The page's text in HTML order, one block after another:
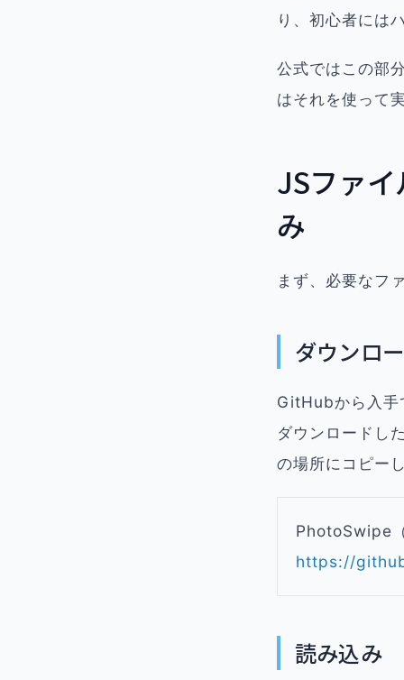
り、初心者には
公式ではこの部
はそれを使って
JSファ
み
まず、必要なフ
ダウンロ
GitHubから入手
ダウンロードし
の場所にコピーし
PhotoSwipe
https://
読み込み